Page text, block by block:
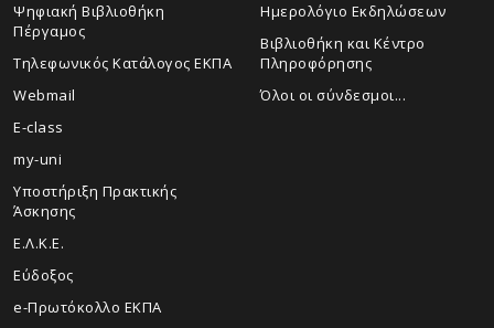
Ψηφιακή Βιβλιοθήκη
Πέργαμος
Τηλεφωνικός Κατάλογος ΕΚΠΑ
Webmail
E-class
my-uni
Υποστήριξη Πρακτικής
Άσκησης
Ε.Λ.Κ.Ε.
Εύδοξος
e-Πρωτόκολλο ΕΚΠΑ
Ημερολόγιο Εκδηλώσεων
Βιβλιοθήκη και Κέντρο
Πληροφόρησης
Όλοι οι σύνδεσμοι...